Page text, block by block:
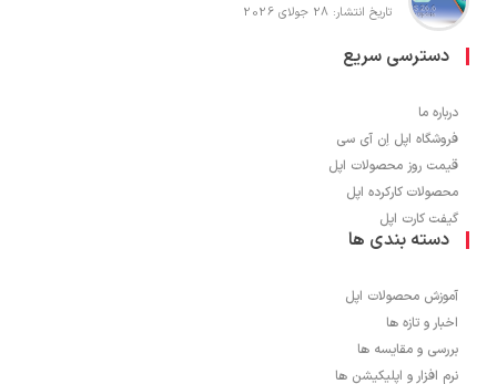
تاریخ انتشار: 28 جولای 2026
دسترسی سریع
درباره ما
فروشگاه اپل اِن آی سی
قیمت روز محصولات اپل
محصولات کارکرده اپل
گیفت کارت اپل
دسته بندی ها
آموزش محصولات اپل
اخبار و تازه ها
بررسی و مقایسه ها
نرم افزار و اپلیکیشن ها